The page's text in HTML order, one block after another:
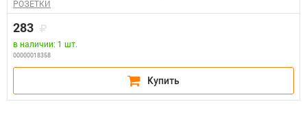
РОЗЕТКИ
283
в наличии: 1 шт.
00000018358